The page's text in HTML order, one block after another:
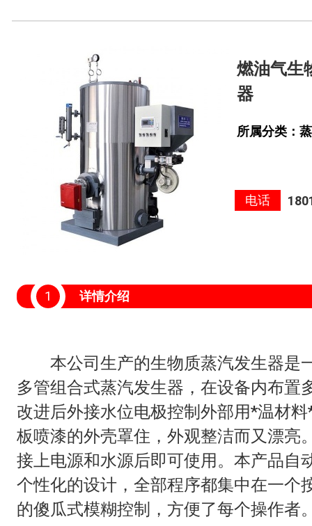
燃油气生
器
所属分类：
电话
详情介绍
1
本公司生产的生物质蒸汽发生器是
多管组合式蒸汽发生器，在设备内布置
改进后外接水位电极控制外部用*温材
板喷漆的外壳罩住，外观整洁而又漂亮
接上电源和水源后即可使用。本产品自
个性化的设计，全部程序都集中在一个
的傻瓜式模糊控制，方便了每个操作者